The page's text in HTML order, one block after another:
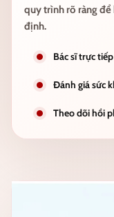
quy trình rõ ràng
định.
Bác sĩ trực
Đánh giá sức
Theo dõi hồi